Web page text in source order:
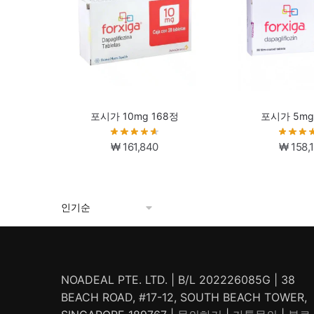
포시가 10mg 168정
₩161,840
포시가
₩
NOADEAL PTE. LTD. | B/L 202226085G | 38
BEACH ROAD, #17-12, SOUTH BEACH TOWER,